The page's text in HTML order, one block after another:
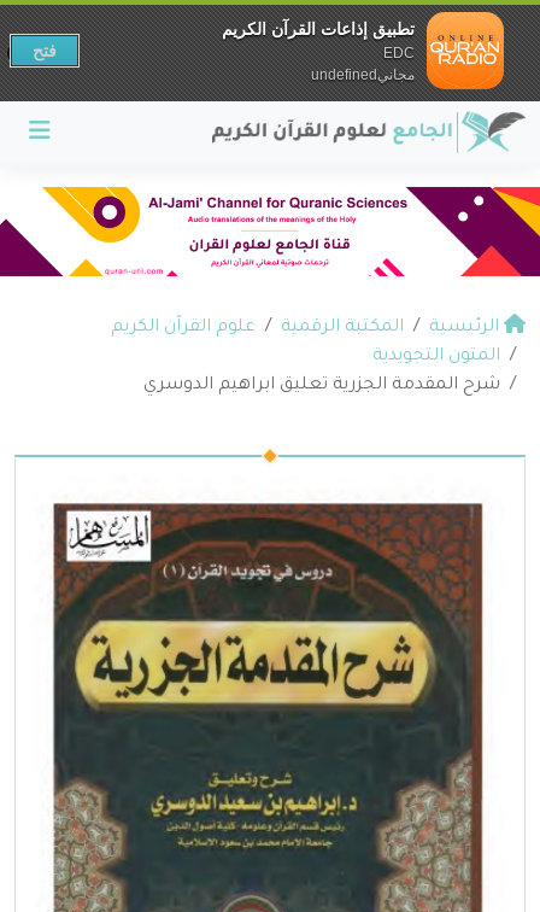
الرئيسية المكتبة الرقمية
علوم القرآن الكريم
المتون التجويدية
شرح المقدمة الجزرية تعليق ابراهيم الدوسري
تطبيق إذاعات القرآن الكريم
EDC
مجانيundefined
فتح